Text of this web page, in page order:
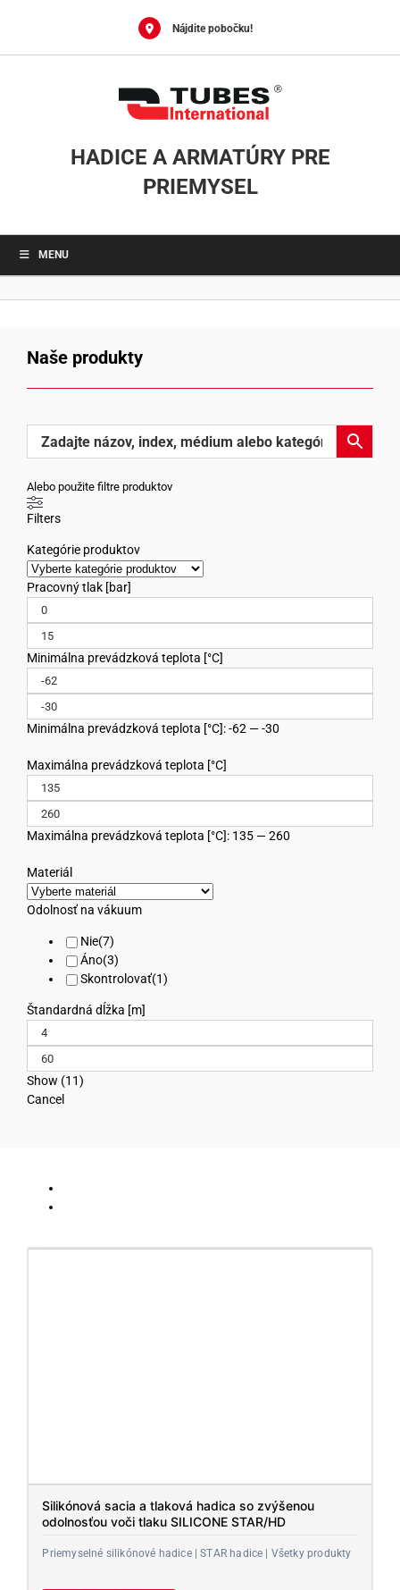
Nájdite pobočku!
HADICE A ARMATÚRY PRE
PRIEMYSEL
MENU
Naše produkty
Alebo použite filtre produktov
Filters
Kategórie produktov
Pracovný tlak [bar]
Minimálna prevádzková teplota [°C]
Minimálna prevádzková teplota [°C]: -62 — -30
Maximálna prevádzková teplota [°C]
Maximálna prevádzková teplota [°C]: 135 — 260
Materiál
Odolnosť na vákuum
Nie(7)
Áno(3)
Skontrolovať(1)
Štandardná dĺžka [m]
Show (11)
Cancel
Silikónová sacia a tlaková hadica so zvýšenou
odolnosťou voči tlaku SILICONE STAR/HD
Priemyselné silikónové hadice | STAR hadice | Všetky produkty